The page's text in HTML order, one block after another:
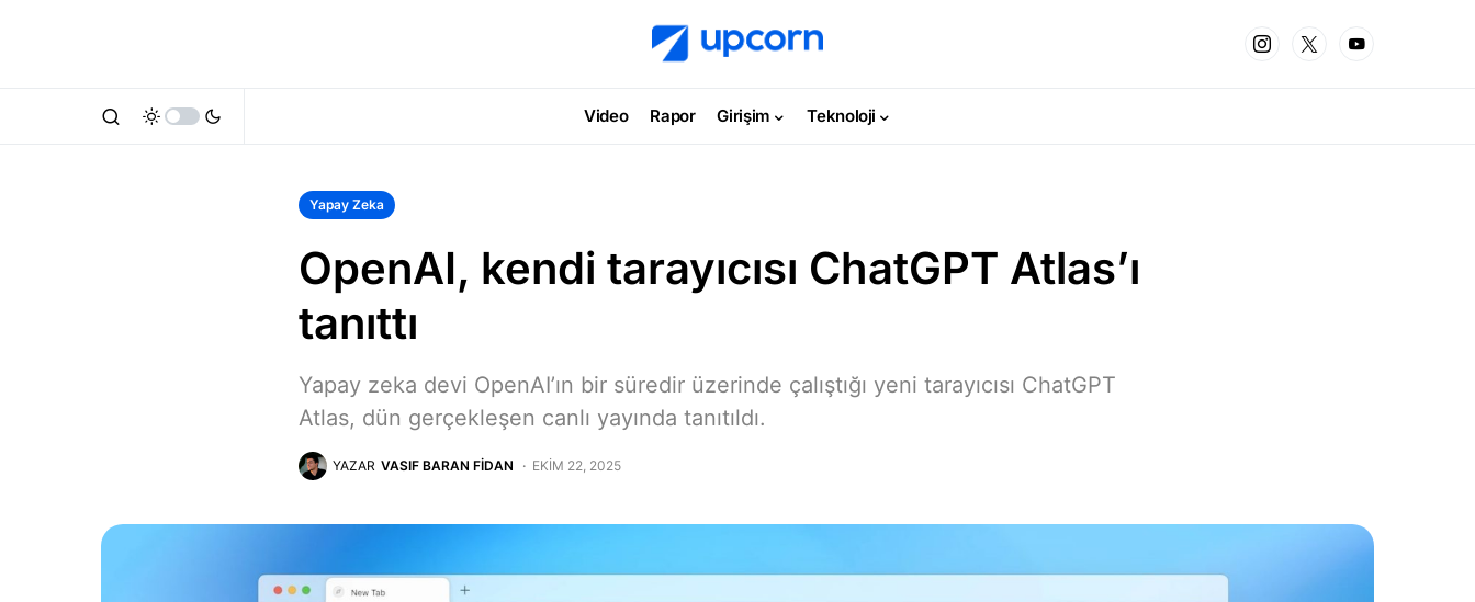
Video Rapor Girişim Teknoloji
Yapay Zeka
OpenAI, kendi tarayıcısı ChatGPT Atlas’ı
tanıttı
Yapay zeka devi OpenAI’ın bir süredir üzerinde çalıştığı yeni tarayıcısı ChatGPT
Atlas, dün gerçekleşen canlı yayında tanıtıldı.
YAZAR VASIF BARAN FIDAN EKIM 22, 2025